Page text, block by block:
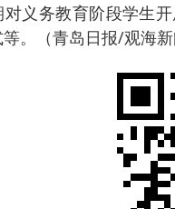
义务教育阶段学生
。（青岛日报/观海新